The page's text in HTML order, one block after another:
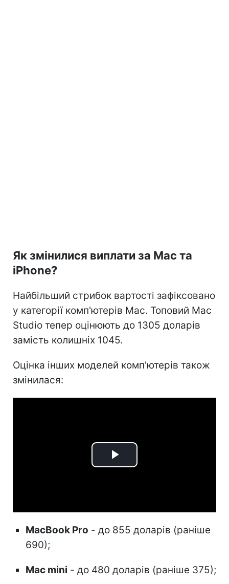
Як змінилися виплати за Mac та
iPhone?
Найбільший стрибок вартості зафіксовано
у категорії комп'ютерів Mac. Топовий Mac
Studio тепер оцінюють до 1305 доларів
замість колишніх 1045.
Оцінка інших моделей комп'ютерів також
змінилася:
Play
MacBook Pro - до 855 доларів (раніше
690);
Mac mini - до 480 доларів (раніше 375);